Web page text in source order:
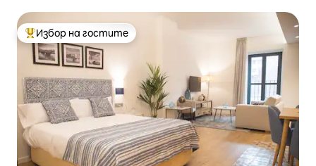
Най-популярен избор на гостите
Избор на гостите